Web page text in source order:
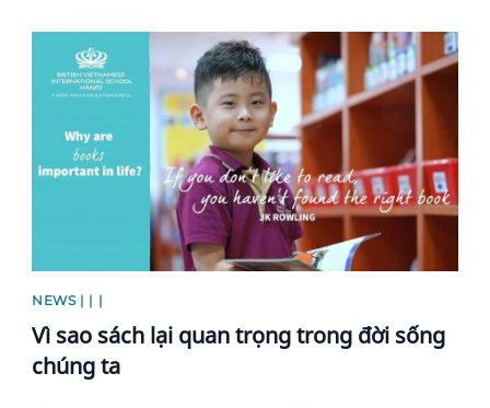
NEWS | | |
Vì sao sách lại quan trọng trong đời sống
chúng ta